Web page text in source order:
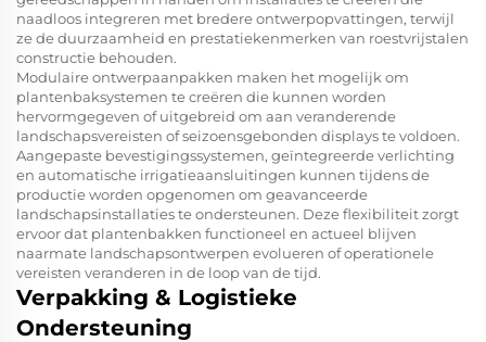
naadloos integreren met bredere ontwerpopvattingen, terwijl
ze de duurzaamheid en prestatiekenmerken van roestvrijstalen
constructie behouden.
Modulaire ontwerpaanpakken maken het mogelijk om
plantenbaksystemen te creëren die kunnen worden
hervormgegeven of uitgebreid om aan veranderende
landschapsvereisten of seizoensgebonden displays te voldoen.
Aangepaste bevestigingssystemen, geïntegreerde verlichting
en automatische irrigatieaansluitingen kunnen tijdens de
productie worden opgenomen om geavanceerde
landschapsinstallaties te ondersteunen. Deze flexibiliteit zorgt
ervoor dat plantenbakken functioneel en actueel blijven
naarmate landschapsontwerpen evolueren of operationele
vereisten veranderen in de loop van de tijd.
Verpakking & Logistieke
Ondersteuning